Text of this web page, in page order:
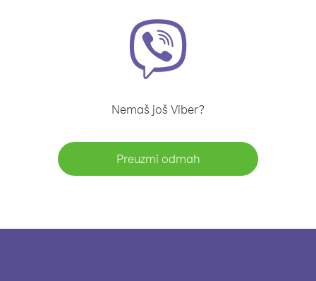
Nemaš još Viber?
Preuzmi odmah